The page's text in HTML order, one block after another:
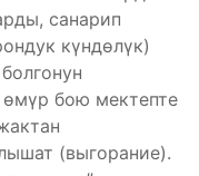
санарип
күндөлүк)
бою мектепте
(выгорание).